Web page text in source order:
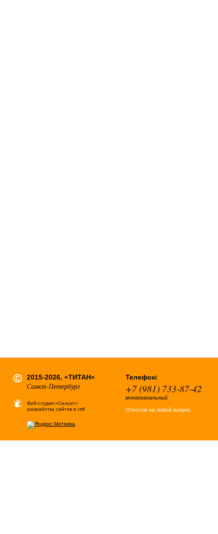
2015-2026, «ТИТАН»
Санкт-Петербург
Веб-студия «Силуэт»:
разработка сайтов в спб
Телефон:
+7 (981) 733-87-42
многоканальный
Ответим на любой вопрос